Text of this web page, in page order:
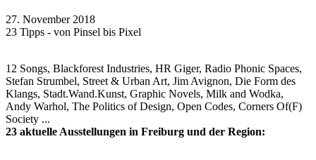
27. November 2018
23 Tipps - von Pinsel bis Pixel
12 Songs, Blackforest Industries, HR Giger, Radio Phonic Spaces,
Stefan Strumbel, Street & Urban Art, Jim Avignon, Die Form des
Klangs, Stadt.Wand.Kunst, Graphic Novels, Milk and Wodka,
Andy Warhol, The Politics of Design, Open Codes, Corners Of(F)
Society ...
23 aktuelle Ausstellungen in Freiburg und der Region: